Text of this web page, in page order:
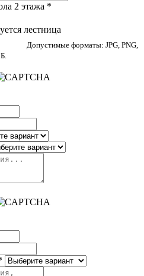
2 этажа *
лестница
Допустимые форматы: JPG, PNG,